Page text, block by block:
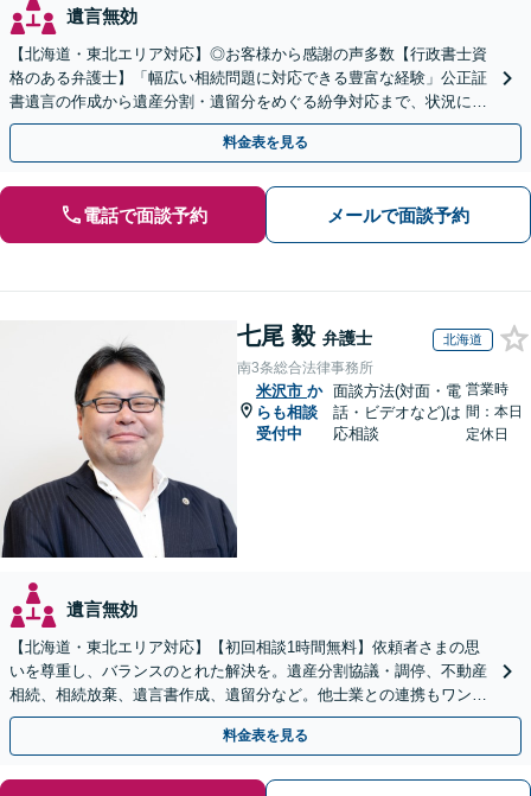
遺言無効
【北海道・東北エリア対応】◎お客様から感謝の声多数【行政書士資
格のある弁護士】「幅広い相続問題に対応できる豊富な経験」公正証
書遺言の作成から遺産分割・遺留分をめぐる紛争対応まで、状況に応
じた最適な方法をご提案します【夜間相談可】
料金表を見る
電話で面談予約 メールで面談予約
七尾 毅 弁護士 北海道
南3条総合法律事務所
米沢市 か
らも相談
受付中
面談方法(対面・電
話・ビデオなど)は
応相談
営業時
間：本日
定休日
遺言無効
【北海道・東北エリア対応】【初回相談1時間無料】依頼者さまの思
いを尊重し、バランスのとれた解決を。遺産分割協議・調停、不動産
相続、相続放棄、遺言書作成、遺留分など。他士業との連携もワンス
トップで対応します【休日・夜間面談OK】
料金表を見る